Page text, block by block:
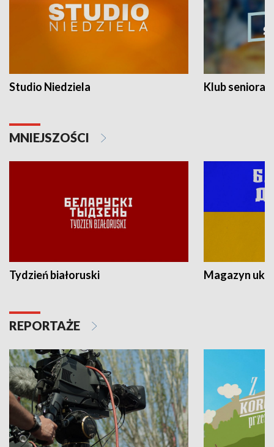
Studio Niedziela Klub seniora
MNIEJSZOŚCI
Tydzień białoruski Magazyn
REPORTAŻE